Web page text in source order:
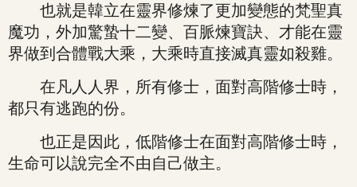
也就是韓立在靈界修煉了更加變態的梵聖真
魔功，外加驚蟄十二變、百脈煉寶訣、才能在靈
界做到合體戰大乘，大乘時直接滅真靈如殺雞。
在凡人人界，所有修士，面對高階修士時，
都只有逃跑的份。
也正是因此，低階修士在面對高階修士時，
生命可以說完全不由自己做主。